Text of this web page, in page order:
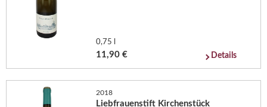
0,75 l
11,90 € Details
2018
Liebfrauenstift Kirchenstück